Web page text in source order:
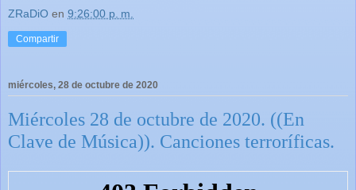
ZRaDiO en 9:26:00 p. m.
Compartir
miércoles, 28 de octubre de 2020
Miércoles 28 de octubre de 2020. ((En
Clave de Música)). Canciones terroríficas.